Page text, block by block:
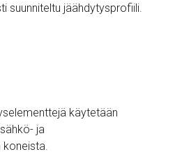
suunniteltu jäähdytysprofiili.
käytetään
ja